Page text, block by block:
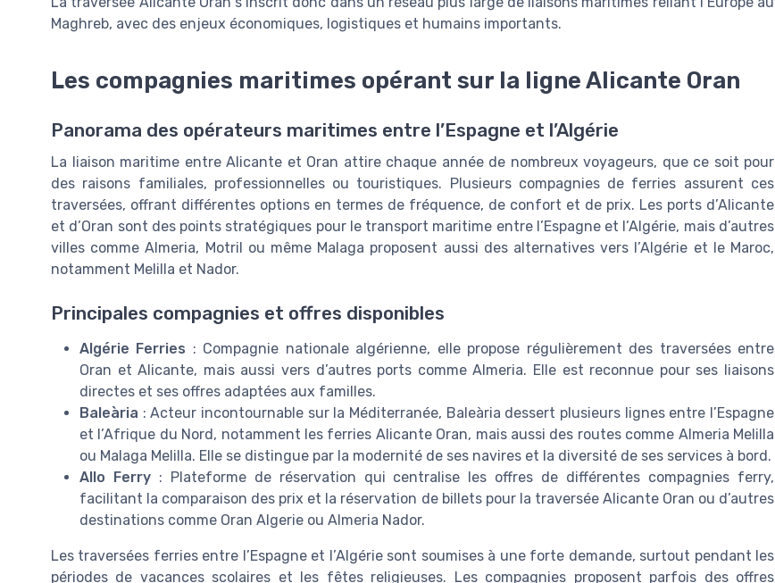
Maghreb, avec des enjeux économiques, logistiques et humains importants.
Les compagnies maritimes opérant sur la ligne Alicante Oran
Panorama des opérateurs maritimes entre l’Espagne et l’Algérie
La liaison maritime entre Alicante et Oran attire chaque année de nombreux voyageurs, que ce soit pour
des raisons familiales, professionnelles ou touristiques. Plusieurs compagnies de ferries assurent ces
traversées, offrant différentes options en termes de fréquence, de confort et de prix. Les ports d’Alicante
et d’Oran sont des points stratégiques pour le transport maritime entre l’Espagne et l’Algérie, mais d’autres
villes comme Almeria, Motril ou même Malaga proposent aussi des alternatives vers l’Algérie et le Maroc,
notamment Melilla et Nador.
Principales compagnies et offres disponibles
Algérie Ferries : Compagnie nationale algérienne, elle propose régulièrement des traversées entre
Oran et Alicante, mais aussi vers d’autres ports comme Almeria. Elle est reconnue pour ses liaisons
directes et ses offres adaptées aux familles.
Baleària : Acteur incontournable sur la Méditerranée, Baleària dessert plusieurs lignes entre l’Espagne
et l’Afrique du Nord, notamment les ferries Alicante Oran, mais aussi des routes comme Almeria Melilla
ou Malaga Melilla. Elle se distingue par la modernité de ses navires et la diversité de ses services à bord.
Allo Ferry: Plateforme de réservation qui centralise les offres de différentes compagnies ferry,
facilitant la comparaison des prix et la réservation de billets pour la traversée Alicante Oran ou d’autres
destinations comme Oran Algerie ou Almeria Nador.
Les traversées ferries entre l’Espagne et l’Algérie sont soumises à une forte demande, surtout pendant les
périodes de vacances scolaires et les fêtes religieuses. Les compagnies proposent parfois des offres